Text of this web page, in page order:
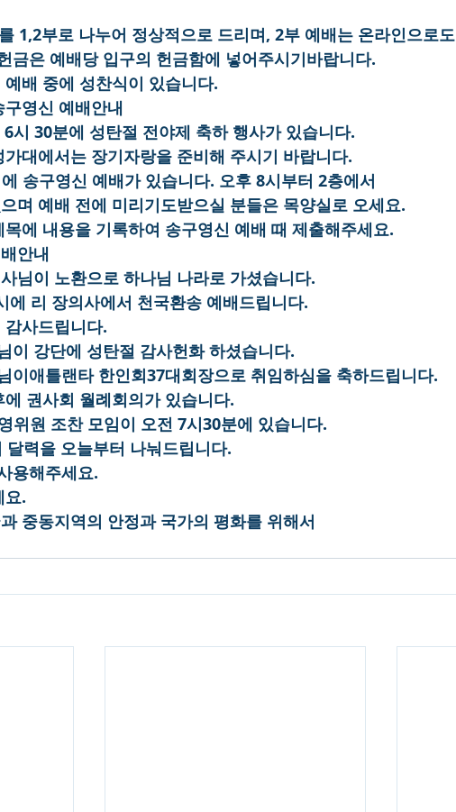
1,2부로 나누어 정상적으로 드리며, 2부 예배는 온라인으로도
금은 예배당 입구의 헌금함에 넣어주시기바랍니다.
배 중에 성찬식이 있습니다.
영신 예배안내
시 30분에 성탄절 전야제 축하 행사가 있습니다.
대에서는 장기자랑을 준비해 주시기 바랍니다.
송구영신 예배가 있습니다. 오후 8시부터 2층에서
며 예배 전에 미리기도받으실 분들은 목양실로 오세요.
에 내용을 기록하여 송구영신 예배 때 제출해주세요.
안내
님이 노환으로 하나님 나라로 가셨습니다.
에 리 장의사에서 천국환송 예배드립니다.
사드립니다.
이 강단에 성탄절 감사헌화 하셨습니다.
이애틀랜타 한인회37대회장으로 취임하심을 축하드립니다.
권사회 월례회의가 있습니다.
위원 조찬 모임이 오전 7시30분에 있습니다.
달력을 오늘부터 나눠드립니다.
용해주세요.
요.
중동지역의 안정과 국가의 평화를 위해서